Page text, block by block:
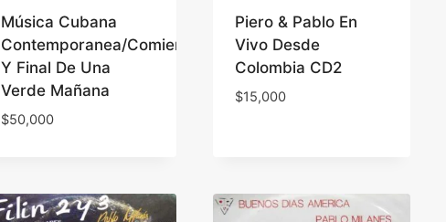
Música Cubana
Contemporanea/Comienzo
Y Final De Una
Verde Mañana
$50,000
Piero & Pablo En
Vivo Desde
Colombia CD2
$15,000